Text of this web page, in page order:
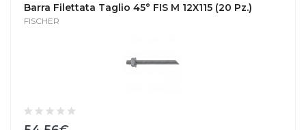
Barra Filettata Taglio 45° FIS M 12X115 (20 Pz.)
FISCHER